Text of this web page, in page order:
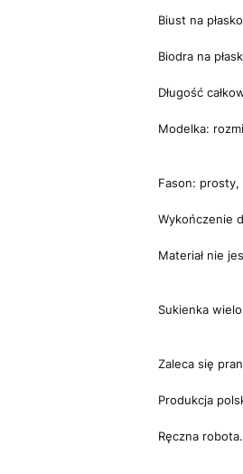
Biust na
Biodra na
Długość
Modelka:
Fason: prosty,
Wykończenie
Materiał nie
Sukienka
Zaleca się
Produkcja
Ręczna robota.